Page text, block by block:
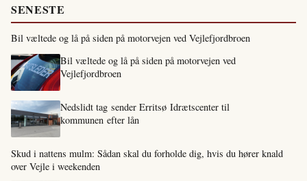
SENESTE
Bil væltede og lå på siden på motorvejen ved Vejlefjordbroen
Bil væltede og lå på siden på motorvejen ved
Vejlefjordbroen
Nedslidt tag sender Erritsø Idrætscenter til
kommunen efter lån
Skud i nattens mulm: Sådan skal du forholde dig, hvis du hører knald
over Vejle i weekenden